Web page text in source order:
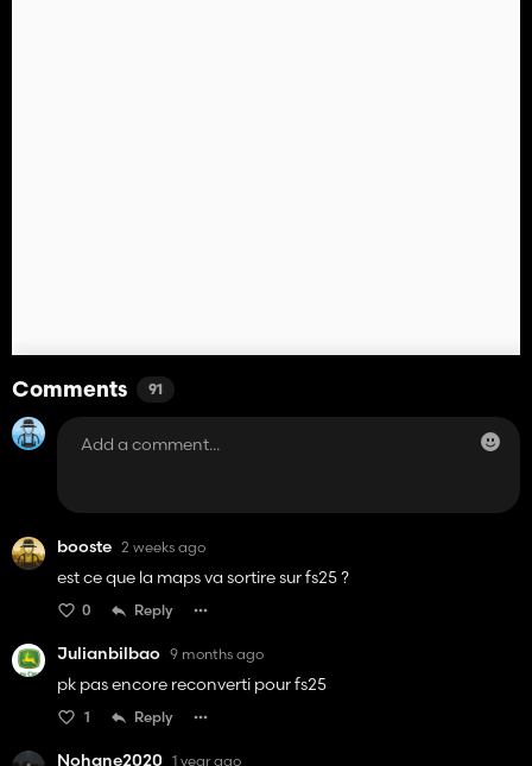
Comments 91
booste 2 weeks ago
est ce que la maps va sortire sur fs25 ?
0 Reply
Julianbilbao 9 months ago
pk pas encore reconverti pour fs25
1 Reply
Nohane2020 1 year ago